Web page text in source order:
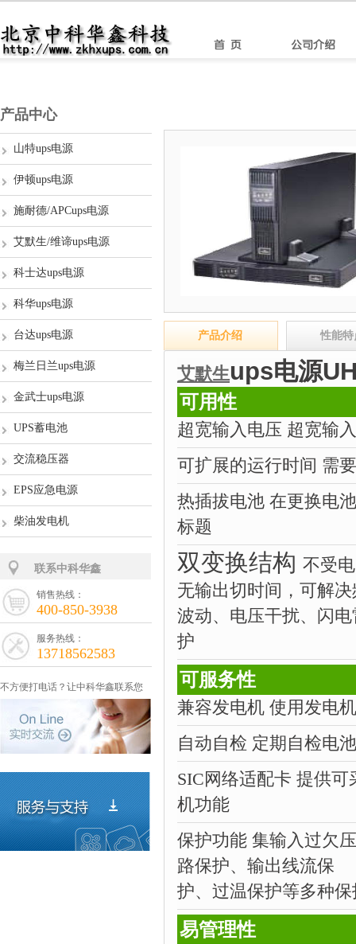
产品中心
山特ups电源
伊顿ups电源
施耐德/APCups电源
艾默生/维谛ups电源
科士达ups电源
科华ups电源
台达ups电源
梅兰日兰ups电源
金武士ups电源
UPS蓄电池
交流稳压器
EPS应急电源
柴油发电机
联系中科华鑫
销售热线：
400-850-3938
服务热线：
13718562583
不方便打电话？让中科华鑫联系您
产品介绍 性能特
艾默生ups电源
可用性
超宽输入电压 超宽输
可扩展的运行时间 需
热插拔电池 在更换电
标题
双变换结构 不受
无输出切时间，可解
波动、电压干扰、闪
护
可服务性
兼容发电机 使用发电
自动自检 定期自检电
SIC网络适配卡 提供可
机功能
保护功能 集输入过欠
路保护、输出线流保
护、过温保护等多种
易管理性